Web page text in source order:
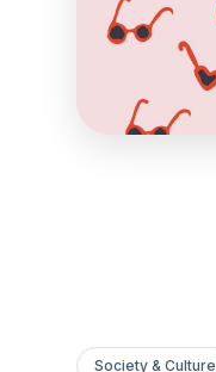
Society & Culture